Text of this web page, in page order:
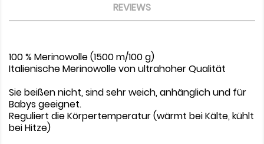
REVIEWS
100 % Merinowolle (1500 m/100 g)
Italienische Merinowolle von ultrahoher Qualität
Sie beißen nicht, sind sehr weich, anhänglich und für
Babys geeignet.
Reguliert die Körpertemperatur (wärmt bei Kälte, kühlt
bei Hitze)